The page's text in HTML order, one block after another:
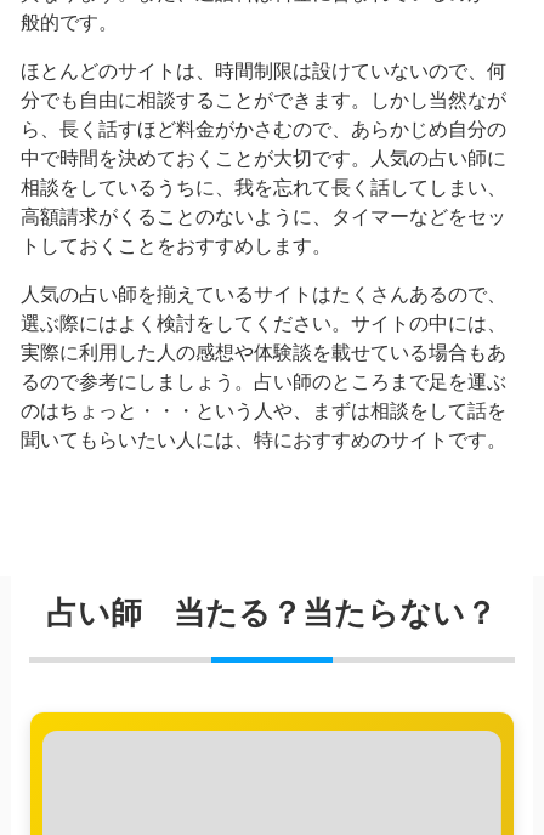
般的です。
ほとんどのサイトは、時間制限は設けていないので、何
分でも自由に相談することができます。しかし当然なが
ら、長く話すほど料金がかさむので、あらかじめ自分の
中で時間を決めておくことが大切です。人気の占い師に
相談をしているうちに、我を忘れて長く話してしまい、
高額請求がくることのないように、タイマーなどをセッ
トしておくことをおすすめします。
人気の占い師を揃えているサイトはたくさんあるので、
選ぶ際にはよく検討をしてください。サイトの中には、
実際に利用した人の感想や体験談を載せている場合もあ
るので参考にしましょう。占い師のところまで足を運ぶ
のはちょっと・・・という人や、まずは相談をして話を
聞いてもらいたい人には、特におすすめのサイトです。
占い師 当たる？当たらない？